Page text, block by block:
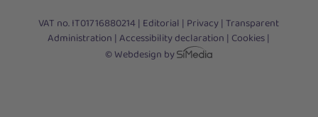
VAT no. IT01716880214 | Editorial | Privacy|Transparent
Administration |Accessibility declaration | Cookies|
© Webdesign by